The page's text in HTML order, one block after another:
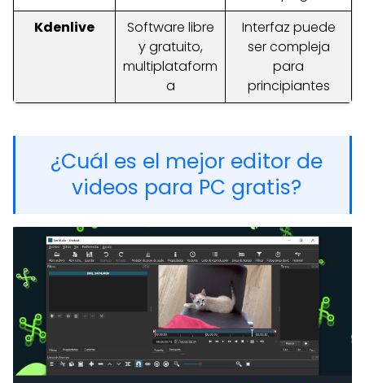
Kdenlive
Software libre
y gratuito,
multiplataform
a
Interfaz puede
ser compleja
para
principiantes
¿Cuál es el mejor editor de
videos para PC gratis?